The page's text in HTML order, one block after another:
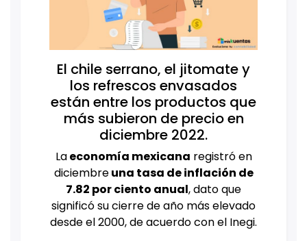
El chile serrano, el jitomate y
los refrescos envasados
están entre los productos que
más subieron de precio en
diciembre 2022.
Laeconomía mexicana registró en
diciembreuna tasa de inflación de
7.82 por ciento anual, dato que
significó su cierre de año más elevado
desde el 2000, de acuerdo con el Inegi.